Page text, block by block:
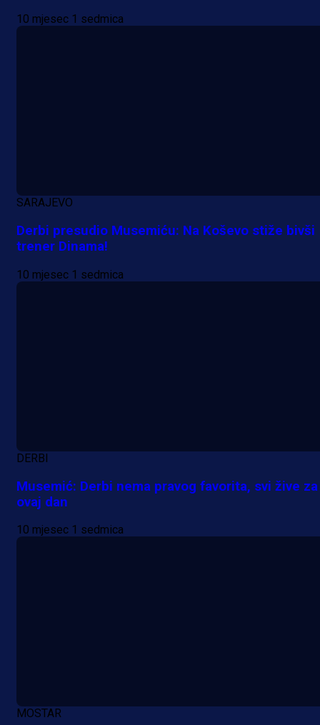
1 dan 14 h
10 mjesec 1 sedmica
SARAJEVO
Derbi presudio Musemiću: Na Koševo stiže bivši
trener Dinama!
10 mjesec 1 sedmica
DERBI
Musemić: Derbi nema pravog favorita, svi žive za
ovaj dan
10 mjesec 1 sedmica
MOSTAR